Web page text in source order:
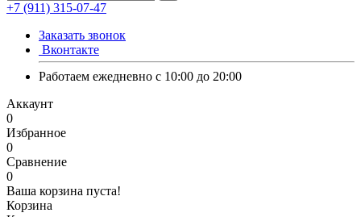
+7 (911) 315-07-47
Заказать звонок
Вконтакте
Работаем ежедневно с 10:00 до 20:00
Аккаунт
0
Избранное
0
Сравнение
0
Ваша корзина пуста!
Корзина